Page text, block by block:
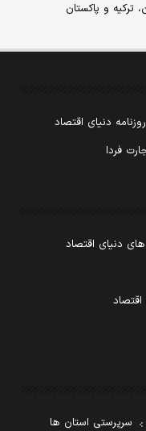
ترکیه و پاکستان
روزنامه دنیای اقتصاد
فردا
دنیای اقتصاد
سرپرستی استان ها